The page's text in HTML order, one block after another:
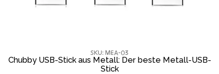
SKU: MEA-03
Chubby USB-Stick aus Metall: Der beste Metall-USB-
Stick